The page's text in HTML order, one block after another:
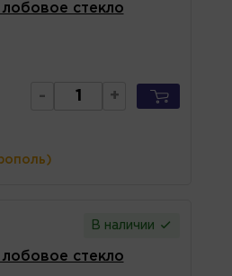
стекло
- +
В наличии
стекло